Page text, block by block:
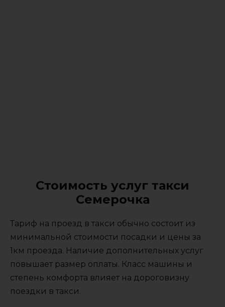
Стоимость услуг такси
Семерочка
Тариф на проезд в такси обычно состоит из
минимальной стоимости посадки и цены за
1км проезда. Наличие дополнительных услуг
повышает размер оплаты. Класс машины и
степень комфорта влияет на дороговизну
поездки в такси.